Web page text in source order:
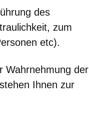
des
zum
etc).
Wahrnehmung der
Ihnen zur